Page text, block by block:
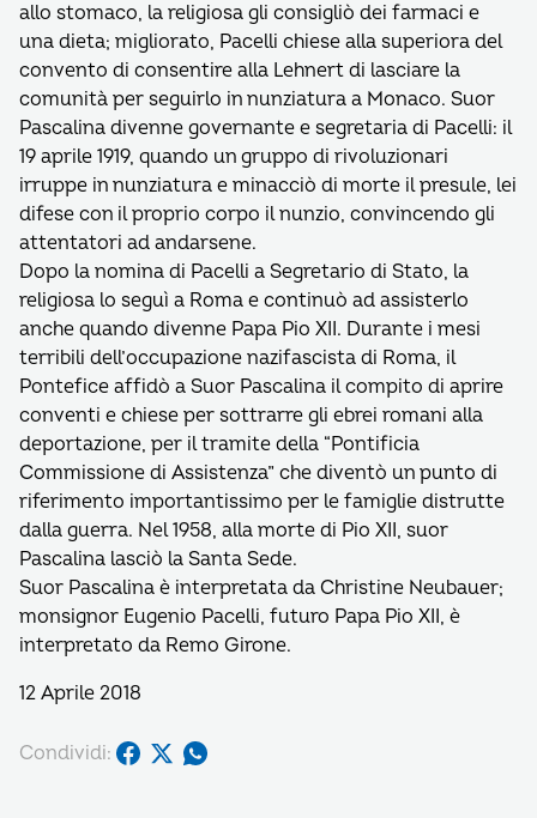
allo stomaco, la religiosa gli consigliò dei farmaci e
una dieta; migliorato, Pacelli chiese alla superiora del
convento di consentire alla Lehnert di lasciare la
comunità per seguirlo in nunziatura a Monaco. Suor
Pascalina divenne governante e segretaria di Pacelli: il
19 aprile 1919, quando un gruppo di rivoluzionari
irruppe in nunziatura e minacciò di morte il presule, lei
difese con il proprio corpo il nunzio, convincendo gli
attentatori ad andarsene.
Dopo la nomina di Pacelli a Segretario di Stato, la
religiosa lo seguì a Roma e continuò ad assisterlo
anche quando divenne Papa Pio XII. Durante i mesi
terribili dell’occupazione nazifascista di Roma, il
Pontefice affidò a Suor Pascalina il compito di aprire
conventi e chiese per sottrarre gli ebrei romani alla
deportazione, per il tramite della “Pontificia
Commissione di Assistenza” che diventò un punto di
riferimento importantissimo per le famiglie distrutte
dalla guerra. Nel 1958, alla morte di Pio XII, suor
Pascalina lasciò la Santa Sede.
Suor Pascalina è interpretata da Christine Neubauer;
monsignor Eugenio Pacelli, futuro Papa Pio XII, è
interpretato da Remo Girone.
12 Aprile 2018
Condividi: